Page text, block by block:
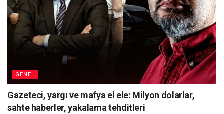
GENEL
Gazeteci, yargı ve mafya el ele: Milyon dolarlar,
sahte haberler, yakalama tehditleri